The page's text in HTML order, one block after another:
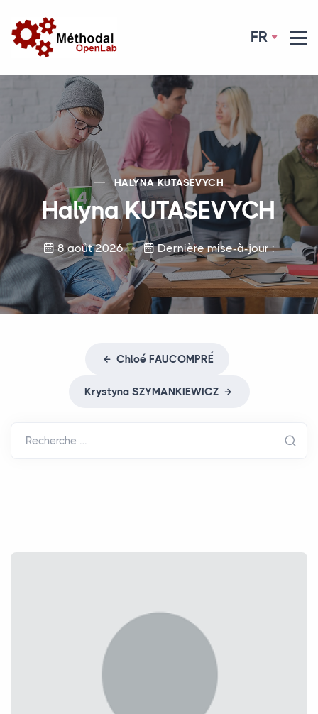
FR
HALYNAKUTASEVYCH
HalynaKUTASEVYCH
8 août 2026 Dernière mise-à-jour :
Chloé FAUCOMPRÉ
Krystyna SZYMANKIEWICZ
Recherche …